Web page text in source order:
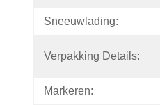
Sneeuwlading:
Verpakking Details:
Markeren: